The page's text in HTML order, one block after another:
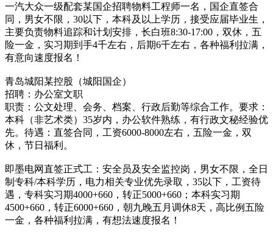
一汽大众一级配套某国企招聘物料工程师一名，国企直签合
同，男女不限，30以下，本科及以上学历，接受应届毕业生，
主要负责物料追踪和计划安排，长白班8:30-17:00，双休，五
险一金，实习期到手4千左右，后期6千左右，各种福利拉满，
有意向速度报名！
青岛城阳某控股（城阳国企）
招聘：办公室文职
职责：公文处理、会务、档案、行政后勤等综合工作。要求：
本科（非艺术类）35岁内，办公软件熟练，有行政文秘经验优
先。待遇：直签合同，工资6000-8000左右，五险一金，双
休，节日福利。
即墨电网直签正式工：安全员及安全监控岗，男女不限，全日
制专科/本科学历，电力相关专业优先录取，35以下，工资待
遇，专科实习期4000+660，转正5000+660；本科实习期
4500+660，转正6000+660，朝九晚五月调休8天，高比例五险
一金，各种福利拉满，有想法速度报名！